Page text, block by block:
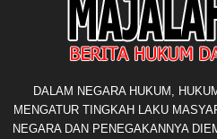
DALAM NEGARA HUKUM,
MENGATUR TINGKAH LAKU
NEGARA DAN PENEGAKANNYA